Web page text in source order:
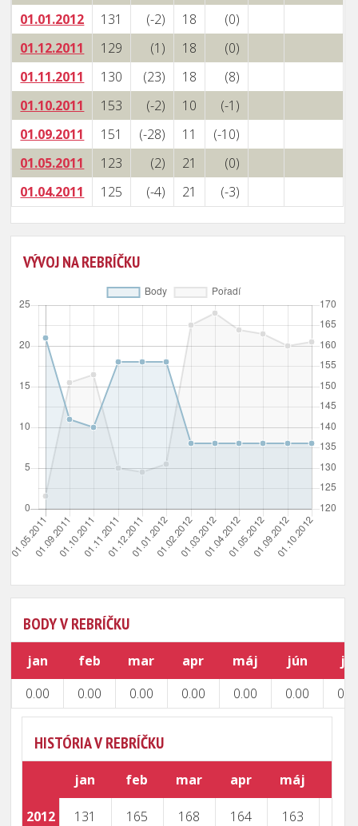
01.01.2012
131 (-2) 18
(0)
01.12.2011
129 (1) 18
(0)
01.11.2011
130 (23) 18
(8)
01.10.2011
153 (-2) 10
(-1)
01.09.2011
151 (-28) 11
(-10)
01.05.2011
123 (2) 21
(0)
01.04.2011
125 (-4) 21 (-3)
VÝVOJ NA REBRÍČKU
BODY V REBRÍČKU
jan feb mar apr máj jún
júl
0.00
0.00 0.00 0.00 0.00 0.00
HISTÓRIA V REBRÍČKU
jan feb mar apr máj
2012 131 165 168 164 163